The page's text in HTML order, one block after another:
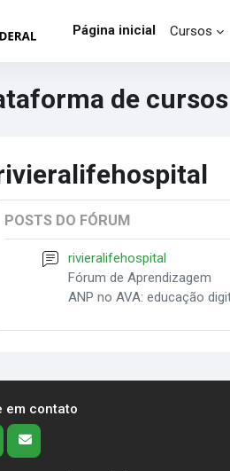
Página inicial
Cursos
de cursos
POSTS DO FÓRUM
rivieralifehospital
Fórum de Aprendizagem
ANP no AVA: educação
em contato